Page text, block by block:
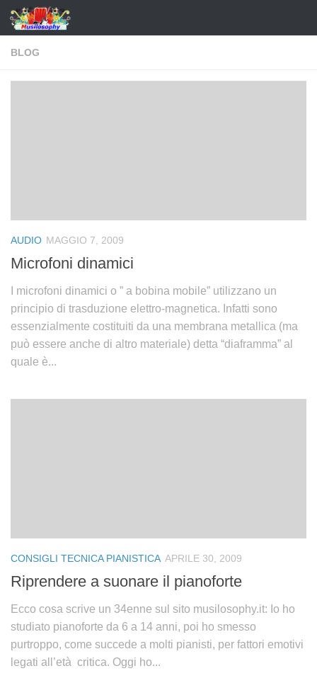
BLOG
AUDIO MAGGIO 7, 2009
Microfoni dinamici
I microfoni dinamici o ” a bobina mobile” utilizzano un
principio di trasduzione elettro-magnetica. Infatti sono
essenzialmente costituiti da una membrana metallica (ma
può essere anche di altro materiale) detta “diaframma” al
quale è...
CONSIGLI TECNICA PIANISTICA APRILE 30, 2009
Riprendere a suonare il pianoforte
Ecco cosa scrive un 34enne sul sito musilosophy.it: Io ho
studiato pianoforte da 6 a 14 anni, poi ho smesso
purtroppo, come succede a molti pianisti, per fattori emotivi
legati all’età critica. Oggi ho...